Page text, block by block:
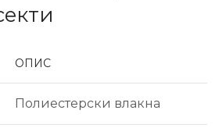
ОПИС
Полиестерски влакна